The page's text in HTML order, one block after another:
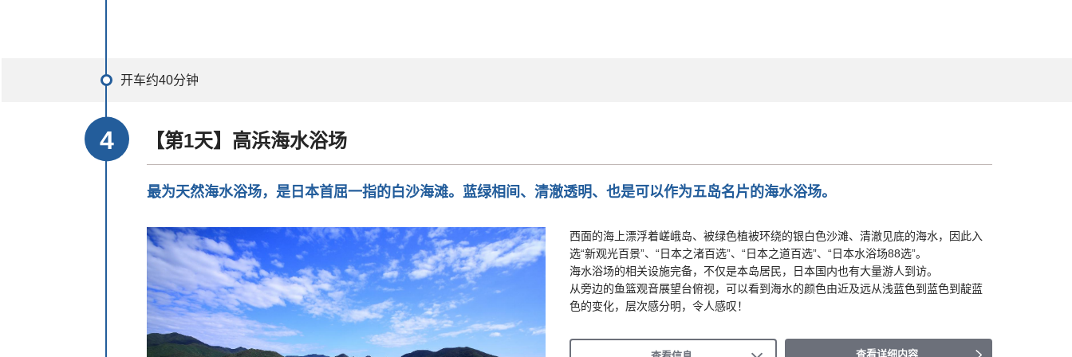
开车约40分钟
【第1天】高浜海水浴场
最为天然海水浴场，是日本首屈一指的白沙海滩。蓝绿相间、清澈透明、也是可以作为五岛名片的海水浴场。
西面的海上漂浮着嵯峨岛、被绿色植被环绕的银白色沙滩、清澈见底的海水，因此入
选“新观光百景”、“日本之渚百选”、“日本之道百选”、“日本水浴场88选”。
海水浴场的相关设施完备，不仅是本岛居民，日本国内也有大量游人到访。
从旁边的鱼篮观音展望台俯视，可以看到海水的颜色由近及远从浅蓝色到蓝色到靛蓝
色的变化，层次感分明，令人感叹！
查看详细内容